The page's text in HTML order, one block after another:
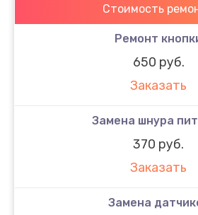
Стоимость
Ремонт
650 руб.
Заказать
Замена шнура
370 руб.
Заказать
Замена